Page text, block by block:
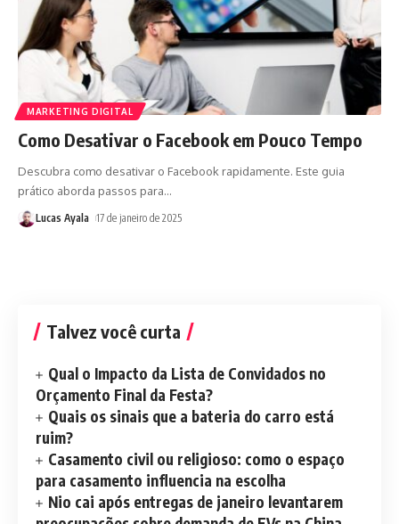
MARKETING DIGITAL
Como Desativar o Facebook em Pouco Tempo
Descubra como desativar o Facebook rapidamente. Este guia
prático aborda passos para…
Lucas Ayala 17 de janeiro de 2025
Talvez você curta
Qual o Impacto da Lista de Convidados no
Orçamento Final da Festa?
Quais os sinais que a bateria do carro está
ruim?
Casamento civil ou religioso: como o espaço
para casamento influencia na escolha
Nio cai após entregas de janeiro levantarem